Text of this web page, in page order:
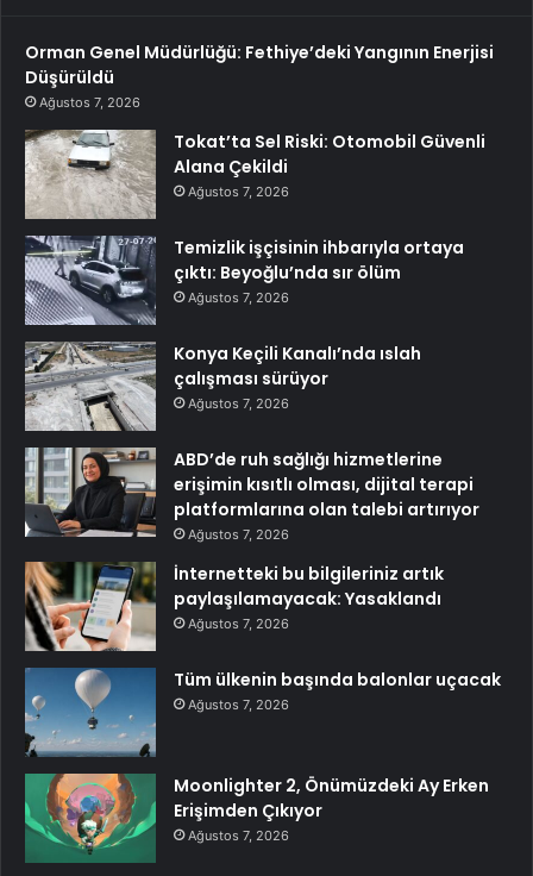
Orman Genel Müdürlüğü: Fethiye’deki Yangının Enerjisi
Düşürüldü
Ağustos 7, 2026
Tokat’ta Sel Riski: Otomobil Güvenli
Alana Çekildi
Ağustos 7, 2026
Temizlik işçisinin ihbarıyla ortaya
çıktı: Beyoğlu’nda sır ölüm
Ağustos 7, 2026
Konya Keçili Kanalı’nda ıslah
çalışması sürüyor
Ağustos 7, 2026
ABD’de ruh sağlığı hizmetlerine
erişimin kısıtlı olması, dijital terapi
platformlarına olan talebi artırıyor
Ağustos 7, 2026
İnternetteki bu bilgileriniz artık
paylaşılamayacak: Yasaklandı
Ağustos 7, 2026
Tüm ülkenin başında balonlar uçacak
Ağustos 7, 2026
Moonlighter 2, Önümüzdeki Ay Erken
Erişimden Çıkıyor
Ağustos 7, 2026